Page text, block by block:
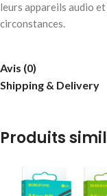
leurs appareils audio
circonstances.
Avis (0)
Shipping & Delivery
Produits